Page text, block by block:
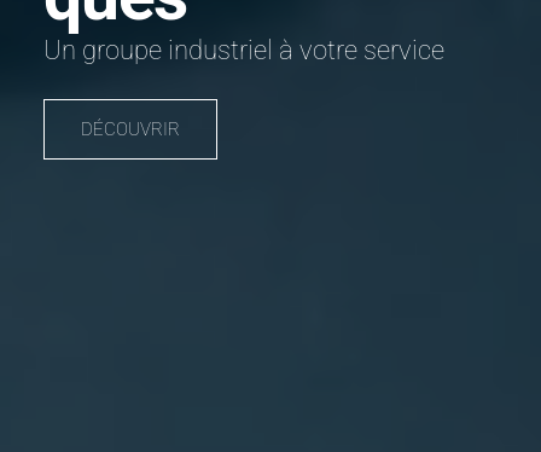
Un groupe industriel à votre service
DÉCOUVRIR